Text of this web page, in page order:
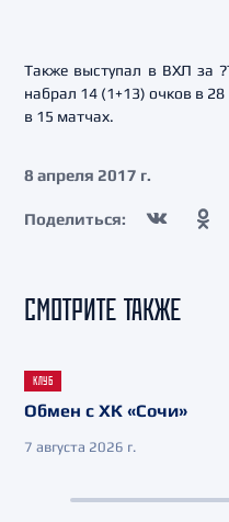
Также выступал в ВХЛ за
набрал 14 (1+13) очков в
в 15 матчах.
8 апреля 2017 г.
Поделиться:
СМОТРИТЕ ТАКЖЕ
КЛУБ
Обмен с ХК «Сочи»
7 августа 2026 г.